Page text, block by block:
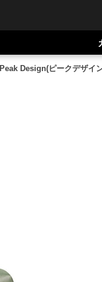
Peak Design(ピークデザイ